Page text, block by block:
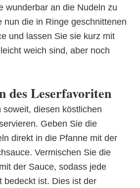
wunderbar an die Nudeln zu
nun die in Ringe geschnittenen
und lassen Sie sie kurz mit
weich sind, aber noch
des Leserfavoriten
diesen köstlichen
Geben Sie die
direkt in die Pfanne mit der
Vermischen Sie die
der Sauce, sodass jede
bedeckt ist. Dies ist der